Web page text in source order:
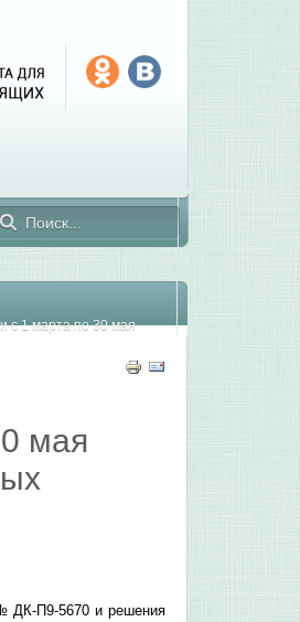
с 1 марта по 30 мая
мая
ДК-П9-5670 и решения